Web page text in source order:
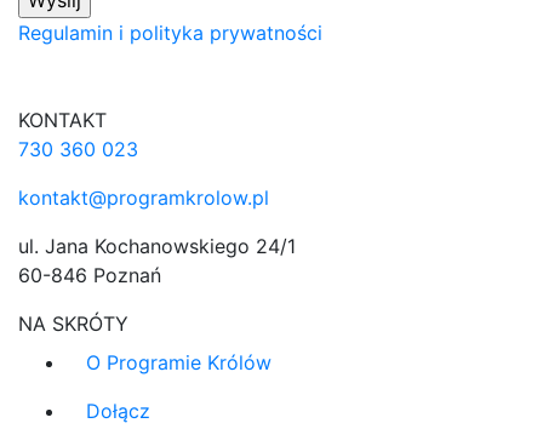
Regulamin i polityka prywatności
KONTAKT
730 360 023
kontakt@programkrolow.pl
ul. Jana Kochanowskiego 24/1
60-846 Poznań
NA SKRÓTY
O Programie Królów
Dołącz